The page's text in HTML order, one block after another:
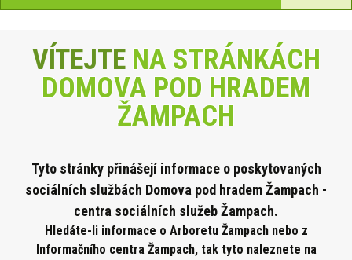
VÍTEJTENA STRÁNKÁCH
DOMOVA POD HRADEM
ŽAMPACH
Tyto stránky přinášejí informace o poskytovaných
sociálních službách Domova pod hradem Žampach -
centra sociálních služeb Žampach.
Hledáte-li informace o Arboretu Žampach nebo z
Informačního centra Žampach, tak tyto naleznete na